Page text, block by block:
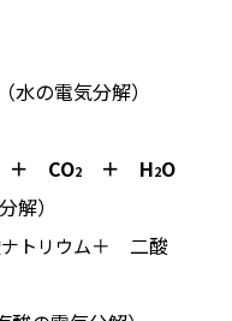
（水の電気分解）
＋ CO2 ＋ H2O
解）
トリウム＋ 二酸